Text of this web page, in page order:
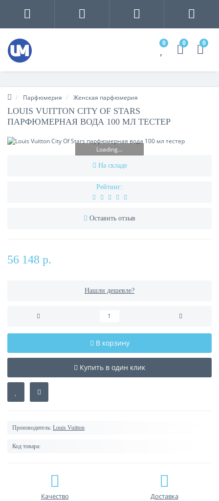
0 0 0
Парфюмерия Женская парфюмерия
LOUIS VUITTON CITY OF STARS
ПАРФЮМЕРНАЯ ВОДА 100 МЛ ТЕСТЕР
Loading...
На складе
Рейтинг:
Оставить отзыв
56 148 р.
Нашли дешевле?
В корзину
Купить в один клик
Производитель: Louis Vuitton
Код товара:
Качество Доставка